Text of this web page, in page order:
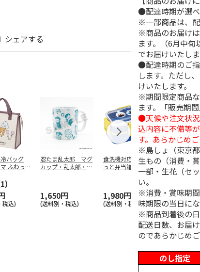
シェアする
バッグ
ふわっ
）
税込)
忍たま乱太郎 マグ
カップ・乱太郎・き
1,650円
(送料別・税込)
食洗機対応 2段ふわ
っと弁当箱 パペッ
トスンスン PFLW…
1,980円
(送料別・税込)
抗菌食洗機
わっと弁当
水森亜土 PF
1,760円
(送料別・税
●配達時期が選べ
※一部商品は、配
※商品のお届け
ます。（6月中
でお届けいたしま
●配達時期のご
します。ただし
けいたします。
※期間限定商品
ます。「販売期
●天候や注文状
込内容に不備等
す。あらかじめ
※島しょ（東京
生もの（消費・
一部・生花（セ
い。
※消費・賞味期
味期限の当日に
※商品到着後の
配送日数、お届
のであらかじめ
のし指定